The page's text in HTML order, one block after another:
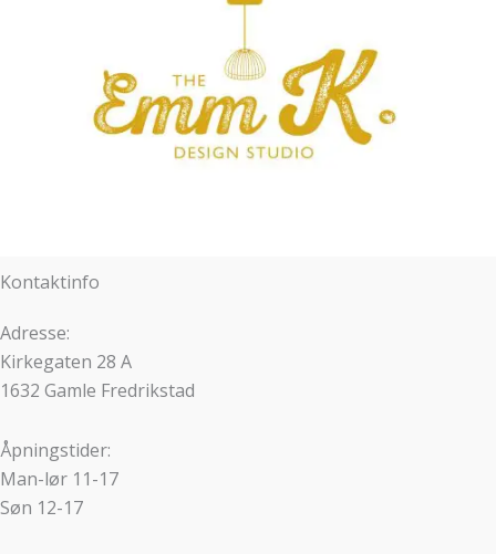
Kontaktinfo
Adresse:
Kirkegaten 28 A
1632 Gamle Fredrikstad
Åpningstider:
Man-lør 11-17
Søn 12-17